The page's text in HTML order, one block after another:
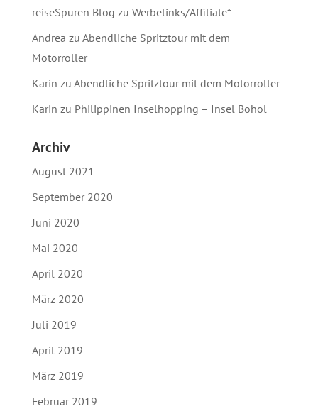
reiseSpuren Blog zu Werbelinks/Affiliate*
Andrea zu Abendliche Spritztour mit dem
Motorroller
Karin zu Abendliche Spritztour mit dem Motorroller
Karin zu Philippinen Inselhopping – Insel Bohol
Archiv
August 2021
September 2020
Juni 2020
Mai 2020
April 2020
März 2020
Juli 2019
April 2019
März 2019
Februar 2019